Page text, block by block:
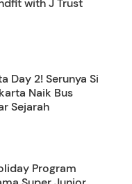
with J Trust
Day 2! Serunya Si
Naik Bus
Sejarah
Program